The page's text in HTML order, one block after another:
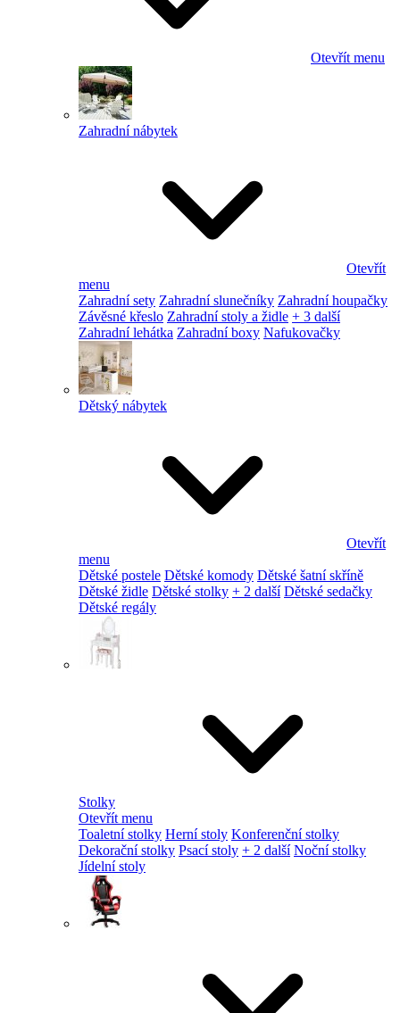
Otevřít menu
Zahradní nábytek
Otevřít
menu
Zahradní sety Zahradní slunečníky Zahradní houpačky
Závěsné křeslo Zahradní stoly a židle + 3 další
Zahradní lehátka Zahradní boxy Nafukovačky
Dětský nábytek
Otevřít
menu
Dětské postele Dětské komody Dětské šatní skříně
Dětské židle Dětské stolky + 2 další Dětské sedačky
Dětské regály
Stolky
Otevřít menu
Toaletní stolky Herní stoly Konferenční stolky
Dekorační stolky Psací stoly + 2 další Noční stolky
Jídelní stoly